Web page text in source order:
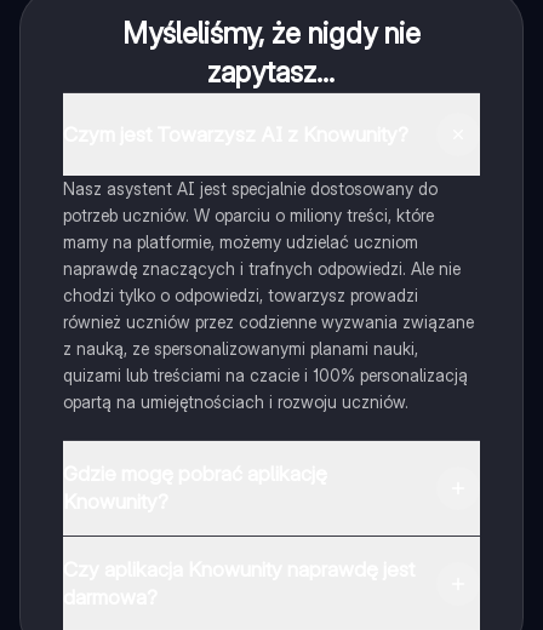
Myśleliśmy, że nigdy nie
zapytasz...
Nasz asystent AI jest specjalnie dostosowany do
potrzeb uczniów. W oparciu o miliony treści, które
mamy na platformie, możemy udzielać uczniom
naprawdę znaczących i trafnych odpowiedzi. Ale nie
chodzi tylko o odpowiedzi, towarzysz prowadzi
również uczniów przez codzienne wyzwania związane
z nauką, ze spersonalizowanymi planami nauki,
quizami lub treściami na czacie i 100% personalizacją
opartą na umiejętnościach i rozwoju uczniów.